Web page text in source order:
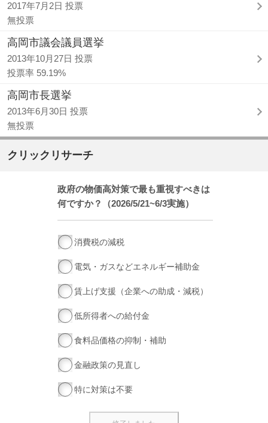
2017年7月2日 投票
無投票
高岡市議会議員選挙
2013年10月27日 投票
投票率 59.19%
高岡市長選挙
2013年6月30日 投票
無投票
クリックリサーチ
政府の物価高対策で最も重視すべきは
何ですか？（2026/5/21~6/3実施）
消費税の減税
電気・ガスなどエネルギー補助金
賃上げ支援（企業への助成・減税）
低所得者への給付金
食料品価格の抑制・補助
金融政策の見直し
特に対策は不要